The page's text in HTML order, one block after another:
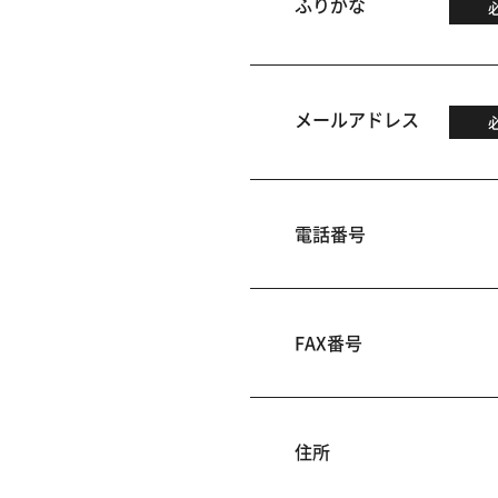
メールアドレス
電話番号
FAX番号
住所